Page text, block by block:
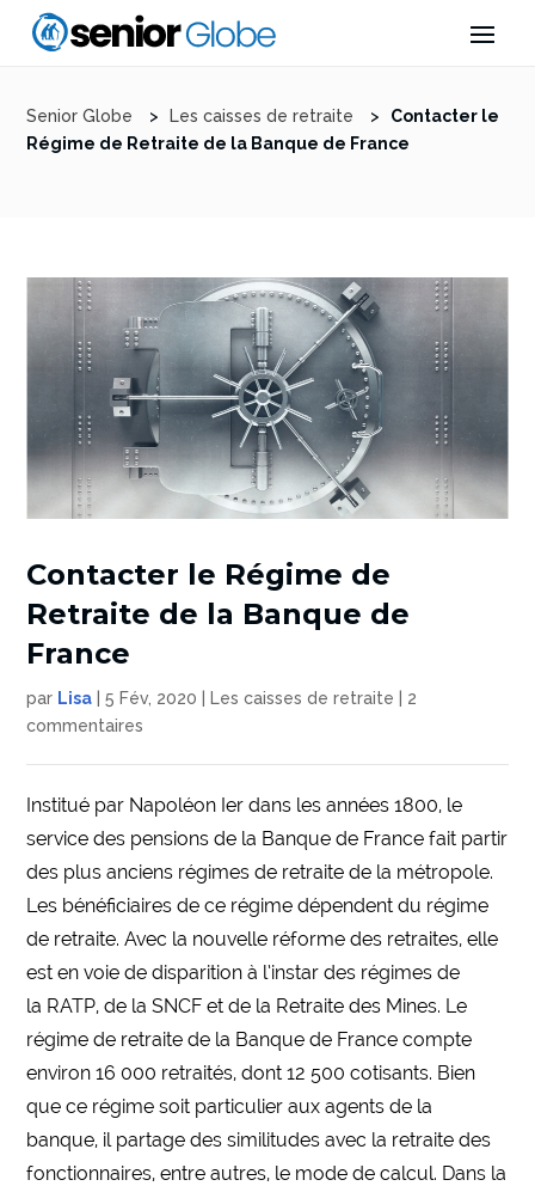
Senior Globe > Les caisses de retraite >
Contacter le
Régime de Retraite de la Banque de France
Contacter le Régime de
Retraite de la Banque de
France
par Lisa |5 Fév, 2020 |Les caisses de retraite | 2
commentaires
Institué par Napoléon Ier dans les années 1800, le
service des pensions de la Banque de France fait partir
des plus anciens régimes de retraite de la métropole.
Les bénéficiaires de ce régime dépendent du régime
de retraite. Avec la nouvelle réforme des retraites, elle
est en voie de disparition à l’instar des régimes de
la RATP, de la SNCF et de la Retraite des Mines. Le
régime de retraite de la Banque de France compte
environ 16 000 retraités, dont 12 500 cotisants. Bien
que ce régime soit particulier aux agents de la
banque, il partage des similitudes avec la retraite des
fonctionnaires, entre autres, le mode de calcul. Dans la